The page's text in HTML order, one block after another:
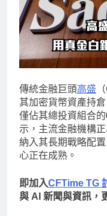
傳統金融巨頭高盛
其加密貨幣資產持
僅佔其總投資組合
示，主流金融機構
納入其長期戰略配
心正在成熟。
即加入CFTime TG
與 AI 新聞與資訊，